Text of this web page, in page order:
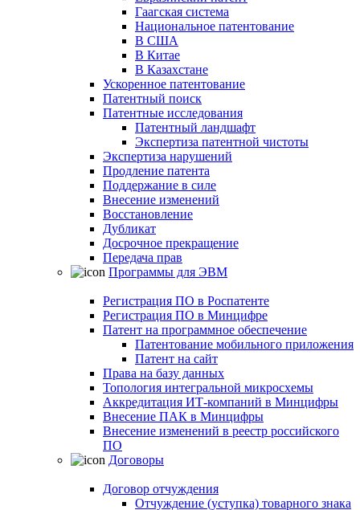
Гаагская система
Национальное патентование
В США
В Китае
В Казахстане
Ускоренное патентование
Патентный поиск
Патентные исследования
Патентный ландшафт
Экспертиза патентной чистоты
Экспертиза нарушений
Продление патента
Поддержание в силе
Внесение изменений
Восстановление
Дубликат
Досрочное прекращение
Передача прав
Программы для ЭВМ
Регистрация ПО в Роспатенте
Регистрация ПО в Минцифре
Патент на программное обеспечение
Патентование мобильного приложения
Патент на сайт
Права на базу данных
Топология интегральной микросхемы
Аккредитация ИТ-компаний в Минцифры
Внесение ПАК в Минцифры
Внесение изменений в реестр российского
ПО
Договоры
Договор отчуждения
Отчуждение (уступка) товарного знака